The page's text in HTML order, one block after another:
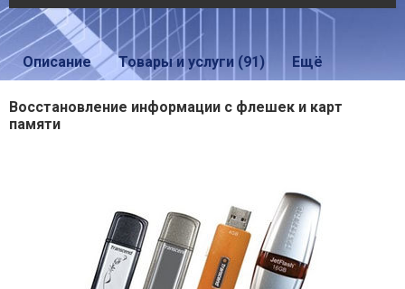
Описание Товары и услуги (91) Ещё
Восстановление информации с флешек и карт
памяти